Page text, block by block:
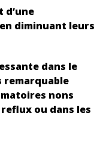
d’une
diminuant leurs
dans le
remarquable
nons
ou dans les